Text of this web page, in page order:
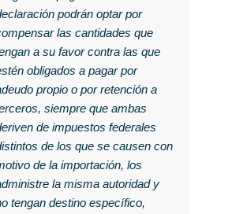
podrán optar por
las cantidades que
a su favor contra las que
obligados a pagar por
propio o por retención a
siempre que ambas
de impuestos federales
de los que se causen con
de la importación, los
la misma autoridad y
tengan destino específico,